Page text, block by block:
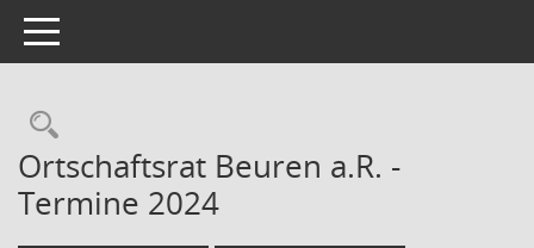
Toggle navigation
Ortschaftsrat Beuren a.R. -
Termine 2024